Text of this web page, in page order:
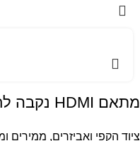
מתאם HDMI נקבה לחיבור HDMI זכר בזווית 90 מעלות
ציוד הקפי ואביזרים, ממירים